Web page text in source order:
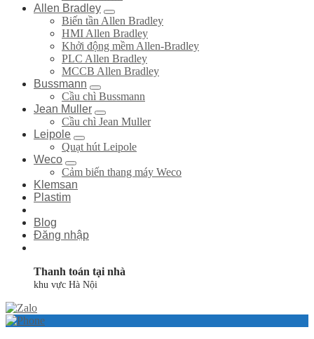
Allen Bradley
Biến tần Allen Bradley
HMI Allen Bradley
Khởi động mềm Allen-Bradley
PLC Allen Bradley
MCCB Allen Bradley
Bussmann
Cầu chì Bussmann
Jean Muller
Cầu chì Jean Muller
Leipole
Quạt hút Leipole
Weco
Cảm biến thang máy Weco
Klemsan
Plastim
Blog
Đăng nhập
Thanh toán tại nhà
khu vực Hà Nội